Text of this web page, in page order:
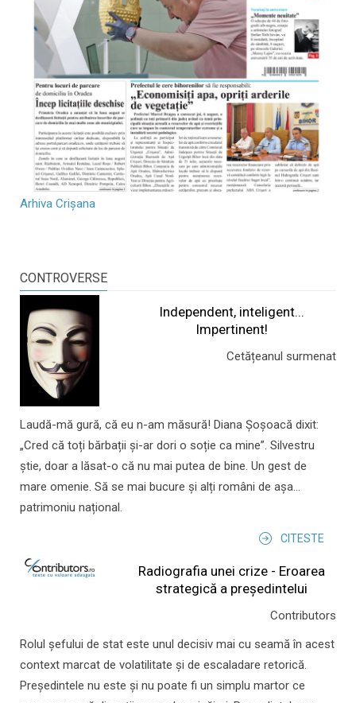
Arhiva Crișana
CONTROVERSE
Independent, inteligent...
Impertinent!
Cetățeanul surmenat
Laudă-mă gură, că eu n-am măsură! Diana Șoșoacă dixit:
„Cred că toți bărbații și-ar dori o soție ca mine”. Silvestru
știe, doar a lăsat-o că nu mai putea de bine. Un gest de
mare omenie. Să se mai bucure și alți români de așa...
patrimoniu național.
CITESTE
Radiografia unei crize - Eroarea
strategică a președintelui
Contributors
Rolul şefului de stat este unul decisiv mai cu seamă în acest
context marcat de volatilitate şi de escaladare retorică.
Preşedintele nu este şi nu poate fi un simplu martor ce